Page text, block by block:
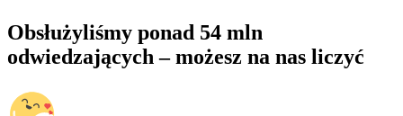
Obsłużyliśmy ponad 54 mln
odwiedzających – możesz na nas liczyć